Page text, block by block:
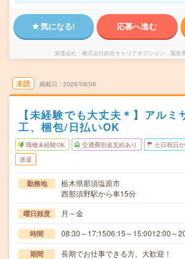
気になる! 応募へ進む
派遣会社 株式会社綜合キャリアオプション 製造事
未読 掲載日 2026/08/06
【未経験でも大丈夫＊】アルミ
工、梱包/日払いOK
職種未経験OK 交通費別途支給あり 土日祝日
派遣
勤務地
栃木県那須塩原市
西那須野駅から車15分
曜日頻度 月～金
時間 08:30～17:1506:15～15:0012:00～
期間 長期でお仕事できる方、大歓迎！